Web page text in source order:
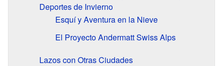
Deportes de Invierno
Esquí y Aventura en la Nieve
El Proyecto Andermatt Swiss Alps
Lazos con Otras Ciudades